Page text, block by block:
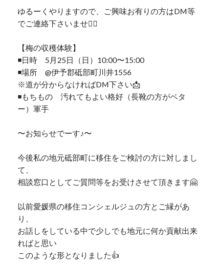
ゆるーくやりますので、ご興味お有りの方はDM等
でご連絡下さいませ💁‍♂️
【梅の収穫体験】
◾️日時 5月25日（日）10:00〜15:00
◾️場所 @伊予郡砥部町川井1556
※道が分からなければDM下さい📩
◾️もちもの 汚れてもよい格好（長靴の方がベタ
ー）軍手
〜お知らせでーす♪〜
今後私の地元砥部町に移住をご検討の方に対しまし
て、
相談窓口としてご質問等をお受けさせて頂きます🤗
以前愛媛県の移住コンシェルジュの方とご縁があ
り、
お話しをしている中で少しでも地元に何か貢献出来
ればと思い
このような形となりました👍